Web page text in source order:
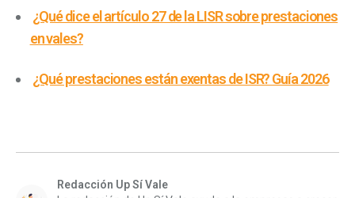
¿Qué dice el artículo 27 de la LISR sobre prestaciones
en vales?
¿Qué prestaciones están exentas de ISR? Guía 2026
Redacción Up Sí Vale